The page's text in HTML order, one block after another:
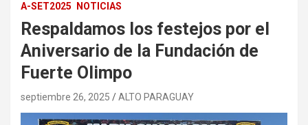
A-SET2025 NOTICIAS
Respaldamos los festejos por el
Aniversario de la Fundación de
Fuerte Olimpo
septiembre 26, 2025 ALTO PARAGUAY